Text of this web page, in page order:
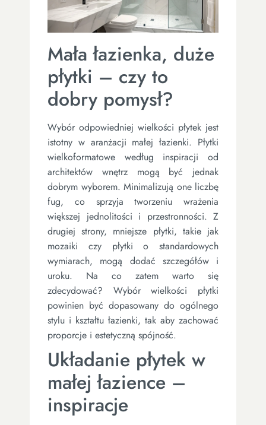
Mała łazienka, duże
płytki – czy to
dobry pomysł?
Wybór odpowiedniej wielkości płytek jest
istotny w aranżacji małej łazienki. Płytki
wielkoformatowe według inspiracji od
architektów wnętrz mogą być jednak
dobrym wyborem. Minimalizują one liczbę
fug, co sprzyja tworzeniu wrażenia
większej jednolitości i przestronności. Z
drugiej strony, mniejsze płytki, takie jak
mozaiki czy płytki o standardowych
wymiarach, mogą dodać szczegółów i
uroku. Na co zatem warto się
zdecydować? Wybór wielkości płytki
powinien być dopasowany do ogólnego
stylu i kształtu łazienki, tak aby zachować
proporcje i estetyczną spójność.
Układanie płytek w
małej łazience –
inspiracje